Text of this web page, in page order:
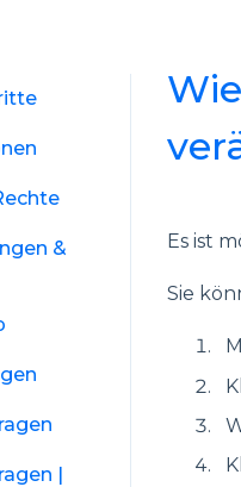
Es ist
Sie
&
|